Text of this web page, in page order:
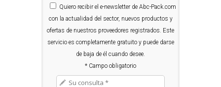
Quiero recibir el e-newsletter de Abc-Pack.com
con la actualidad del sector, nuevos productos y
ofertas de nuestros proveedores registrados. Este
servicio es completamente gratuito y puede darse
de baja de él cuando desee.
* Campo obligatorio